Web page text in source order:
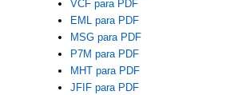
VCF para PDF
EML para PDF
MSG para PDF
P7M para PDF
MHT para PDF
JFIF para PDF